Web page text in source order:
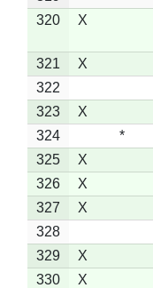
320
X
321 X
322
323
X
324
*
325
X
326
X
327
X
328
329
X
330
X